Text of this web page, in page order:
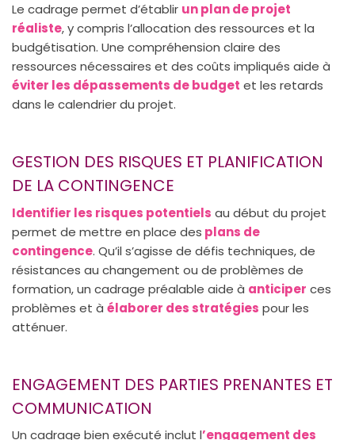
Le cadrage permet d’établir un plan de projet
réaliste, y compris l’allocation des ressources et la
budgétisation. Une compréhension claire des
ressources nécessaires et des coûts impliqués aide à
éviter les dépassements de budget et les retards
dans le calendrier du projet.
GESTION DES RISQUES ET PLANIFICATION
DE LA CONTINGENCE
Identifier les risques potentiels au début du projet
permet de mettre en place des plans de
contingence. Qu’il s’agisse de défis techniques, de
résistances au changement ou de problèmes de
formation, un cadrage préalable aide à anticiper ces
problèmes et à élaborer des stratégies pour les
atténuer.
ENGAGEMENT DES PARTIES PRENANTES ET
COMMUNICATION
Un cadrage bien exécuté inclut l’engagement des